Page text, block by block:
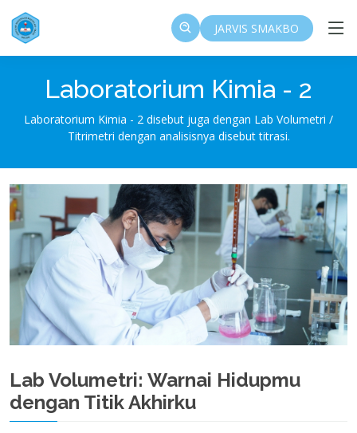
JARVIS SMAKBO
Laboratorium Kimia - 2
Laboratorium Kimia - 2 disebut juga dengan Lab Volumetri /
Titrimetri dengan analisisnya disebut titrasi.
Lab Volumetri: Warnai Hidupmu
dengan Titik Akhirku